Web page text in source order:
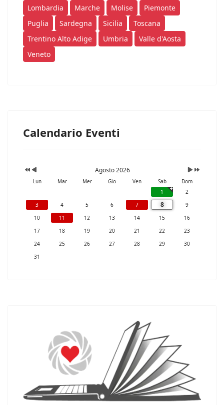
Lombardia
Marche Molise
Piemonte
Puglia
Sardegna Sicilia
Toscana
Trentino Alto Adige
Umbria
Valle d'Aosta
Veneto
Calendario Eventi
Agosto 2026
Lun Mar Mer Gio Ven Sab
Dom
1
2
3
4 5 6 7 8
9
10
11 12 13 14 15
16
17
18 19 20 21 22
23
24
25 26 27 28 29
30
31